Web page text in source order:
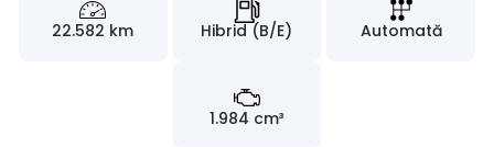
22.582 km Hibrid (B/E) Automată
1.984 cm³